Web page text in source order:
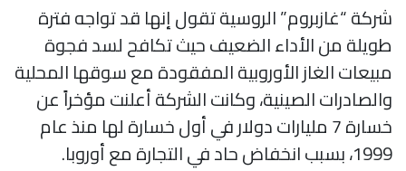
شركة “غازبروم” الروسية تقول إنها قد تواجه فترة
طويلة من الأداء الضعيف حيث تكافح لسد فجوة
مبيعات الغاز الأوروبية المفقودة مع سوقها المحلية
والصادرات الصينية، وكانت الشركة أعلنت مؤخراً عن
خسارة 7 مليارات دولار في أول خسارة لها منذ عام
1999، بسبب انخفاض حاد في التجارة مع أوروبا.